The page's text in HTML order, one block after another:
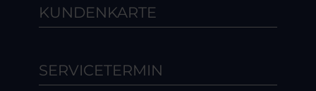
KUNDENKARTE
SERVICETERMIN